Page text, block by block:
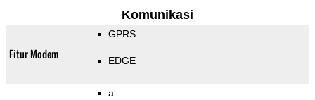
Komunikasi
Fitur Modem
GPRS
EDGE
a